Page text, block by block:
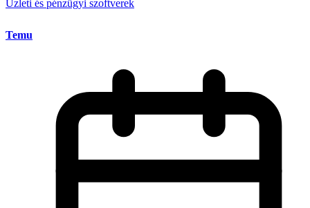
Üzleti és pénzügyi szoftverek
Temu